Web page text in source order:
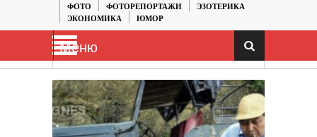
ФОТО
ФОТОРЕПОРТАЖИ
ЭЗОТЕРИКА
ЭКОНОМИКА
ЮМОР
Меню